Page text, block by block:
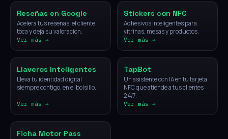
Reseñas en Google
Acelera tus reseñas: el cliente
toca y deja su valoración.
Ver más →
Stickers con NFC
Adhesivos inteligentes para
vitrinas, mesas y productos.
Ver más →
NFC
Llaveros Inteligentes
Lleva tu identidad digital
siempre contigo, en el bolsillo.
Ver más →
IA
TapBot
Un asistente con IA en tu tarjeta
NFC que atiende a tus clientes
24/7.
Ver más →
Vehículos
Ficha Motor Pass